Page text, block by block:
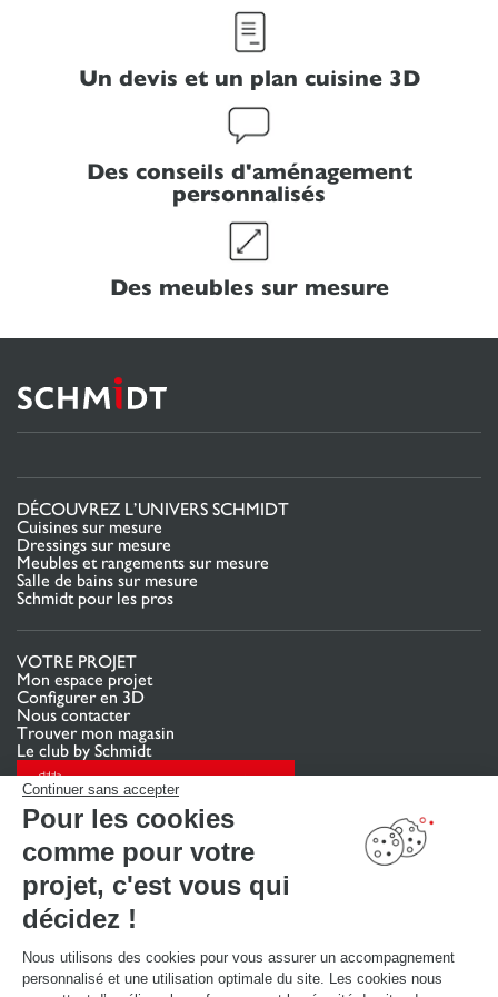
Continuer sans accepter
Pour les cookies
comme pour votre
projet, c'est vous qui
décidez !
Nous utilisons des cookies pour vous assurer un accompagnement
personnalisé et une utilisation optimale du site. Les cookies nous
Un devis et un plan cuisine 3D
Des conseils d'aménagement
personnalisés
Des meubles sur mesure
DÉCOUVREZ L’UNIVERS SCHMIDT
Cuisines sur mesure
Dressings sur mesure
Meubles et rangements sur mesure
Salle de bains sur mesure
Schmidt pour les pros
VOTRE PROJET
Mon espace projet
Configurer en 3D
Nous contacter
Trouver mon magasin
Le club by Schmidt
PRENDRE RENDEZ-VOUS
LIENS UTILES
Promotions
Guides de poses et d’entretien
Consulter notre catalogue
À PROPOS